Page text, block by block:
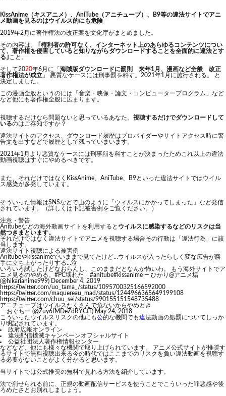
KissAnime（キスアニメ）、AniTube（アニチューブ）、B9等の違法サイトでアニ
メ動画を見るのはウイルス的にも危険
2019年2月に著作権法の改正案を文化庁がまとめました。
その内容は、
｢権利者の許可なく、インターネット上のあらゆるコンテンツについ
て、著作権を侵害していると知りながらダウンロードすることを全面的に違法とす
る｣ こと。
そして2020年6月に「 海賊版ダウンロードに罰則 来年1月、漫画など全般 改正
著作権法が成立 」 悪質なケースには刑事罰を科す。2021年1月に施行される。 と
決定しました。
この漫画全般というのには「音楽・映像・論文・コンピュータープログラム」など
など他にも著作権全般に広まります。
視聴するだけなら問題ないと思っているあなた。 視聴するだけでダウンロードして
いるのはご存知ですか？
違法サイトのアクセス、ダウンロード履歴はプロバイダーやサイトアクセス時に警
告文を出すなどで履歴として残っていまいます。
2021年1月より悪質なケースには刑事罰を科すことが決まったためこれ以上の違法
動画視聴はすぐにやめるべきです。
また、それだけではなくKissAnime、AniTube、B9といった違法サイトではウイル
ス感染が多発しています。
そういった情報はSNSなどで山のように「ウィルスにかかってしまった」など発信
されています。（詳しくは下記被害例をご覧ください。）
注意・警告
Anitubeなどの海外動画サイトを利用すると ウイルスに感染するなどのリスクは当
然つきまといます。
それだけではなく違法サイトでアニメを視聴する場合その行動は「違法行為」に該
当します。
違法サイト視聴による被害例
Anitubeやkissanimeでいままで見てたけど…ウイルスが入ったらしく変な広告が勝
手に立ち上がったりする…泣
いろいろ試したけどなおらんし、このままだとなんか怖いわ。 もう海外サイトでア
ニメ見るのやめる。 #PC壊れた #anitube#kissanime — ひかり@アニメ垢
(@hikarianime999)
December 4, 2019
https://twitter.com/uo_tama_/status/1095700325166592000
https://twitter.com/maquereau_mad/status/1244966365649199108
https://twitter.com/chuu_sei/status/990155151548735488
アニチューブはウイルスたくさんで危ないからやめとき
— おぐちー (@Zuy6fMDeZdRYCtT) May 24, 2018
こういったウイルスリスクの他にも公的な機関でも違法動画の処罰についてしっか
り明記されています。
政府広報オンライン
違法配信撲滅キャンペーンオフシャルサイト
公益社団法人著作権情報センター
などなど、他にも様々な機関で取り上げられています。 アニメ公式サイトが推奨す
るサイトで無料視聴出来る今の時代ではここまでのリスクを負い違法動画を視聴す
る必要がないことがよく分かると思います。
当サイトでは公式推奨の無料で見れる方法を紹介しています。
法で罰せられる前に、正規の動画配信サービスを使うことでこういった罪悪感や後
ろめたさとお別れしましょう。